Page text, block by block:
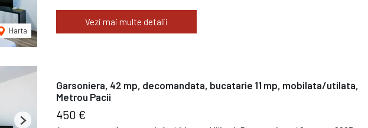
Harta
Vezi mai multe detalii
Next
Garsoniera, 42 mp, decomandata, bucatarie 11 mp, mobilata/utilata,
Metrou Pacii
450 €